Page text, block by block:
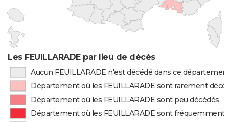
Les FEUILLARADE par lieu de décès
Aucun FEUILLARADE n'est décédé dans ce
Département où les FEUILLARADE sont rarement
Département où les FEUILLARADE sont peu décédés
Département où les FEUILLARADE sont fréquemment